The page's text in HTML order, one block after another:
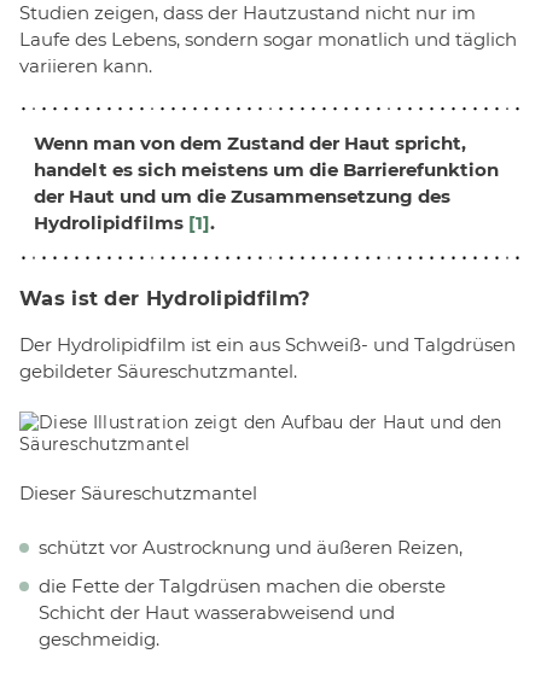
Studien zeigen, dass der Hautzustand nicht nur im
Laufe des Lebens, sondern sogar monatlich und täglich
variieren kann.
Wenn man von dem Zustand der Haut spricht,
handelt es sich meistens um die Barrierefunktion
der Haut und um die Zusammensetzung des
Hydrolipidfilms [1].
Was ist der Hydrolipidfilm?
Der Hydrolipidfilm ist ein aus Schweiß- und Talgdrüsen
gebildeter Säureschutzmantel.
Dieser Säureschutzmantel
schützt vor Austrocknung und äußeren Reizen,
die Fette der Talgdrüsen machen die oberste
Schicht der Haut wasserabweisend und
geschmeidig.